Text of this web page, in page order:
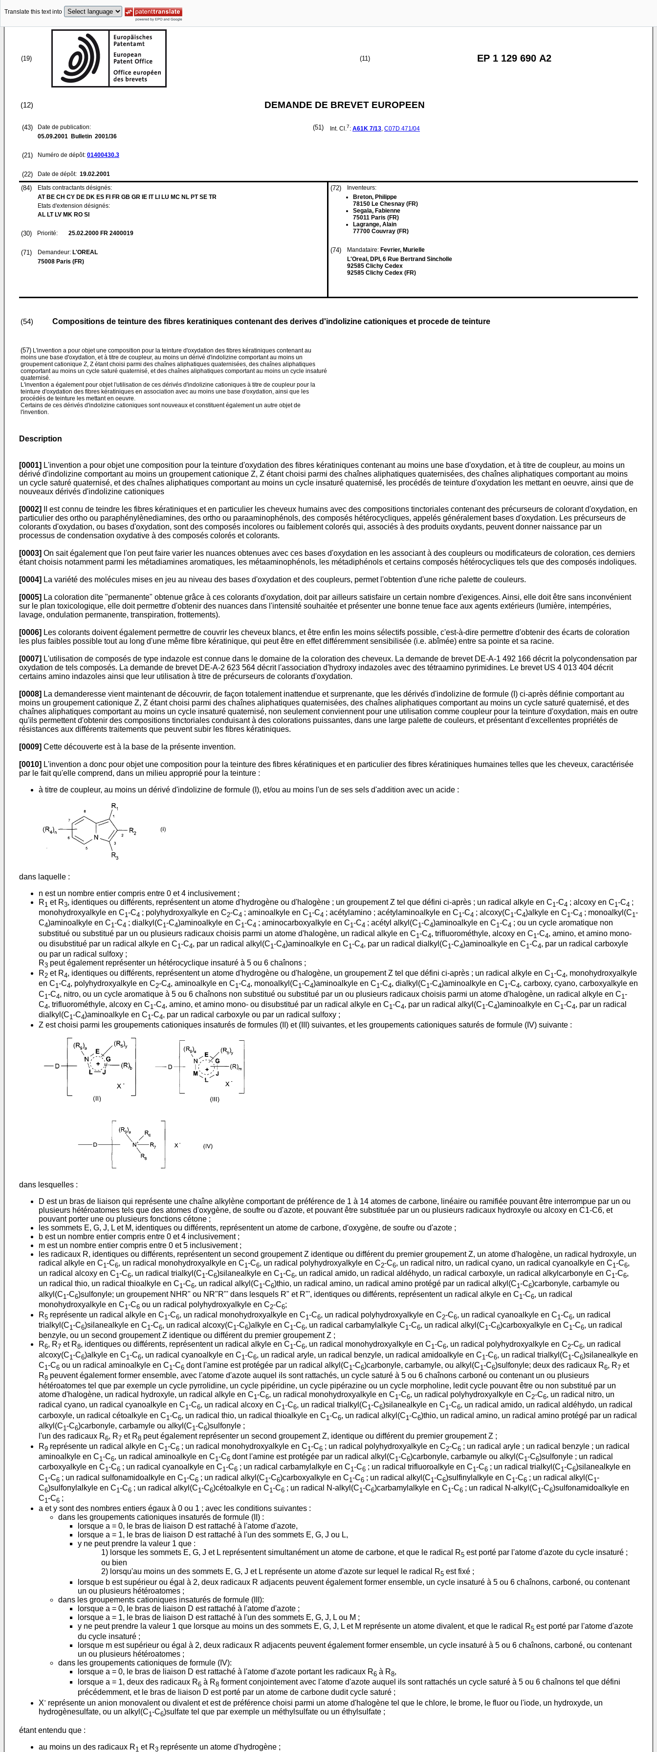
Translate this text into
(19) (11) EP 1 129 690 A2
(12) DEMANDE DE BREVET EUROPEEN
(43)
Date de publication:
05.09.2001 Bulletin 2001/36
(21) Numéro de dépôt: 01400430.3
(22) Date de dépôt: 19.02.2001
(51) Int. Cl.7: A61K 7/13, C07D 471/04
(84)
Etats contractants désignés:
AT BE CH CY DE DK ES FI FR GB GR IE IT LI LU MC NL PT SE TR
Etats d'extension désignés:
AL LT LV MK RO SI
(30) Priorité: 25.02.2000 FR 2400019
(71) Demandeur: L'OREAL
75008 Paris (FR)
(72)
Inventeurs:
Breton, Philippe
78150 Le Chesnay (FR)
Segala, Fabienne
75011 Paris (FR)
Lagrange, Alain
77700 Couvray (FR)
(74) Mandataire: Fevrier, Murielle
L'Oreal, DPI, 6 Rue Bertrand Sincholle
92585 Clichy Cedex
92585 Clichy Cedex (FR)
(54) Compositions de teinture des fibres keratiniques contenant des derives d'indolizine cationiques et procede de teinture
(57) L'invention a pour objet une composition pour la teinture d'oxydation des fibres kératiniques contenant au
moins une base d'oxydation, et à titre de coupleur, au moins un dérivé d'indolizine comportant au moins un
groupement cationique Z, Z étant choisi parmi des chaînes aliphatiques quaternisées, des chaînes aliphatiques
comportant au moins un cycle saturé quaternisé, et des chaînes aliphatiques comportant au moins un cycle insaturé
quaternisé.
L'invention a également pour objet l'utilisation de ces dérivés d'indolizine cationiques à titre de coupleur pour la
teinture d'oxydation des fibres kératiniques en association avec au moins une base d'oxydation, ainsi que les
procédés de teinture les mettant en oeuvre.
Certains de ces dérivés d'indolizine cationiques sont nouveaux et constituent également un autre objet de
l'invention.
Description
[0001] L'invention a pour objet une composition pour la teinture d'oxydation des fibres kératiniques contenant au moins une base d'oxydation, et à titre de coupleur, au moins un
dérivé d'indolizine comportant au moins un groupement cationique Z, Z étant choisi parmi des chaînes aliphatiques quaternisées, des chaînes aliphatiques comportant au moins
un cycle saturé quaternisé, et des chaînes aliphatiques comportant au moins un cycle insaturé quaternisé, les procédés de teinture d'oxydation les mettant en oeuvre, ainsi que de
nouveaux dérivés d'indolizine cationiques
[0002]
II est connu de teindre les fibres kératiniques et en particulier les cheveux humains avec des compositions tinctoriales contenant des précurseurs de colorant d'oxydation, en
particulier des ortho ou paraphénylènediamines, des ortho ou paraaminophénols, des composés hétérocycliques, appelés généralement bases d'oxydation. Les précurseurs de
colorants d'oxydation, ou bases d'oxydation, sont des composés incolores ou faiblement colorés qui, associés à des produits oxydants, peuvent donner naissance par un
processus de condensation oxydative à des composés colorés et colorants.
[0003] On sait également que l'on peut faire varier les nuances obtenues avec ces bases d'oxydation en les associant à des coupleurs ou modificateurs de coloration, ces derniers
étant choisis notamment parmi les métadiamines aromatiques, les métaaminophénols, les métadiphénols et certains composés hétérocycliques tels que des composés indoliques.
[0004] La variété des molécules mises en jeu au niveau des bases d'oxydation et des coupleurs, permet l'obtention d'une riche palette de couleurs.
[0005] La coloration dite "permanente" obtenue grâce à ces colorants d'oxydation, doit par ailleurs satisfaire un certain nombre d'exigences. Ainsi, elle doit être sans inconvénient
sur le plan toxicologique, elle doit permettre d'obtenir des nuances dans l'intensité souhaitée et présenter une bonne tenue face aux agents extérieurs (lumière, intempéries,
lavage, ondulation permanente, transpiration, frottements).
[0006] Les colorants doivent également permettre de couvrir les cheveux blancs, et être enfin les moins sélectifs possible, c'est-à-dire permettre d'obtenir des écarts de coloration
les plus faibles possible tout au long d'une même fibre kératinique, qui peut être en effet différemment sensibilisée (i.e. abîmée) entre sa pointe et sa racine.
[0007] L'utilisation de composés de type indazole est connue dans le domaine de la coloration des cheveux. La demande de brevet DE-A-1 492 166 décrit la polycondensation par
oxydation de tels composés. La demande de brevet DE-A-2 623 564 décrit l'association d'hydroxy indazoles avec des tétraamino pyrimidines. Le brevet US 4 013 404 décrit
certains amino indazoles ainsi que leur utilisation à titre de précurseurs de colorants d'oxydation.
[0008] La demanderesse vient maintenant de découvrir, de façon totalement inattendue et surprenante, que les dérivés d'indolizine de formule (I) ci-après définie comportant au
moins un groupement cationique Z, Z étant choisi parmi des chaînes aliphatiques quaternisées, des chaînes aliphatiques comportant au moins un cycle saturé quaternisé, et des
chaînes aliphatiques comportant au moins un cycle insaturé quaternisé, non seulement conviennent pour une utilisation comme coupleur pour la teinture d'oxydation, mais en outre
qu'ils permettent d'obtenir des compositions tinctoriales conduisant à des colorations puissantes, dans une large palette de couleurs, et présentant d'excellentes propriétés de
résistances aux différents traitements que peuvent subir les fibres kératiniques.
[0009] Cette découverte est à la base de la présente invention.
[0010] L'invention a donc pour objet une composition pour la teinture des fibres kératiniques et en particulier des fibres kératiniques humaines telles que les cheveux, caractérisée
par le fait qu'elle comprend, dans un milieu approprié pour la teinture :
à titre de coupleur, au moins un dérivé d'indolizine de formule (I), et/ou au moins l'un de ses sels d'addition avec un acide :
dans laquelle :
n est un nombre entier compris entre 0 et 4 inclusivement ;
R1 et R3, identiques ou différents, représentent un atome d'hydrogène ou d'halogène ; un groupement Z tel que défini ci-après ; un radical alkyle en C1-C4 ; alcoxy en C1-C4 ;
monohydroxyalkyle en C1-C4 ; polyhydroxyalkyle en C2-C4 ; aminoalkyle en C1-C4 ; acétylamino ; acétylaminoalkyle en C1-C4 ; alcoxy(C1-C4)alkyle en C1-C4 ; monoalkyl(C1-
C4)aminoalkyle en C1-C4 ; dialkyl(C1-C4)aminoalkyle en C1-C4 ; aminocarboxyalkyle en C1-C4 ; acétyl alkyl(C1-C4)aminoalkyle en C1-C4 ; ou un cycle aromatique non
substitué ou substitué par un ou plusieurs radicaux choisis parmi un atome d'halogène, un radical alkyle en C1 -C4, trifluorométhyle, alcoxy en C1 -C4, amino, et amino mono-
ou disubstitué par un radical alkyle en C1 -C4, par un radical alkyl(C1 -C4)aminoalkyle en C1 -C4, par un radical dialkyl(C1 -C4)aminoalkyle en C1 -C4, par un radical carboxyle
ou par un radical sulfoxy ;
R3 peut également représenter un hétérocyclique insaturé à 5 ou 6 chaînons ;
R2 et R4, identiques ou différents, représentent un atome d'hydrogène ou d'halogène, un groupement Z tel que défini ci-après ; un radical alkyle en C1-C4, monohydroxyalkyle
en C1-C4, polyhydroxyalkyle en C2-C4, aminoalkyle en C1-C4, monoalkyl(C1-C4)aminoalkyle en C1-C4, dialkyl(C1-C4)aminoalkyle en C1-C4, carboxy, cyano, carboxyalkyle en
C1-C4, nitro, ou un cycle aromatique à 5 ou 6 chaînons non substitué ou substitué par un ou plusieurs radicaux choisis parmi un atome d'halogène, un radical alkyle en C1-
C4, trifluorométhyle, alcoxy en C1 -C4, amino, et amino mono- ou disubstitué par un radical alkyle en C1 -C4, par un radical alkyl(C1 -C4)aminoalkyle en C1 -C4, par un radical
dialkyl(C1-C4)aminoalkyle en C1-C4, par un radical carboxyle ou par un radical sulfoxy ;
Z est choisi parmi les groupements cationiques insaturés de formules (II) et (III) suivantes, et les groupements cationiques saturés de formule (IV) suivante :
dans lesquelles :
D est un bras de liaison qui représente une chaîne alkylène comportant de préférence de 1 à 14 atomes de carbone, linéaire ou ramifiée pouvant être interrompue par un ou
plusieurs hétéroatomes tels que des atomes d'oxygène, de soufre ou d'azote, et pouvant être substituée par un ou plusieurs radicaux hydroxyle ou alcoxy en C1-C6, et
pouvant porter une ou plusieurs fonctions cétone ;
les sommets E, G, J, L et M, identiques ou différents, représentent un atome de carbone, d'oxygène, de soufre ou d'azote ;
b est un nombre entier compris entre 0 et 4 inclusivement ;
m est un nombre entier compris entre 0 et 5 inclusivement ;
les radicaux R, identiques ou différents, représentent un second groupement Z identique ou différent du premier groupement Z, un atome d'halogène, un radical hydroxyle, un
radical alkyle en C1-C6, un radical monohydroxyalkyle en C1-C6, un radical polyhydroxyalkyle en C2-C6, un radical nitro, un radical cyano, un radical cyanoalkyle en C1-C6,
un radical alcoxy en C1-C6, un radical trialkyl(C1-C6)silanealkyle en C1-C6, un radical amido, un radical aldéhydo, un radical carboxyle, un radical alkylcarbonyle en C1-C6,
un radical thio, un radical thioalkyle en C1-C6, un radical alkyl(C1-C6)thio, un radical amino, un radical amino protégé par un radical alkyl(C1-C6)carbonyle, carbamyle ou
alkyl(C1 -C6)sulfonyle; un groupement NHR" ou NR"R"' dans lesquels R" et R''', identiques ou différents, représentent un radical alkyle en C1 -C6, un radical
monohydroxyalkyle en C1-C6 ou un radical polyhydroxyalkyle en C2-C6;
R5 représente un radical alkyle en C1-C6, un radical monohydroxyalkyle en C1-C6, un radical polyhydroxyalkyle en C2-C6, un radical cyanoalkyle en C1-C6, un radical
trialkyl(C1-C6)silanealkyle en C1-C6, un radical alcoxy(C1-C6)alkyle en C1-C6, un radical carbamylalkyle C1-C6, un radical alkyl(C1-C6)carboxyalkyle en C1-C6, un radical
benzyle, ou un second groupement Z identique ou différent du premier groupement Z ;
R6, R7 et R8, identiques ou différents, représentent un radical alkyle en C1-C6, un radical monohydroxyalkyle en C1-C6, un radical polyhydroxyalkyle en C2-C6, un radical
alcoxy(C1 -C6)alkyle en C1 -C6, un radical cyanoalkyle en C1 -C6, un radical aryle, un radical benzyle, un radical amidoalkyle en C1 -C6, un radical trialkyl(C1 -C6)silanealkyle en
C1 -C6 ou un radical aminoalkyle en C1 -C6 dont l'amine est protégée par un radical alkyl(C1 -C6)carbonyle, carbamyle, ou alkyl(C1 -C6)sulfonyle; deux des radicaux R6, R7 et
R8 peuvent également former ensemble, avec l'atome d'azote auquel ils sont rattachés, un cycle saturé à 5 ou 6 chaînons carboné ou contenant un ou plusieurs
hétéroatomes tel que par exemple un cycle pyrrolidine, un cycle pipéridine, un cycle pipérazine ou un cycle morpholine, ledit cycle pouvant être ou non substitué par un
atome d'halogène, un radical hydroxyle, un radical alkyle en C1-C6, un radical monohydroxyalkyle en C1-C6, un radical polyhydroxyalkyle en C2-C6, un radical nitro, un
radical cyano, un radical cyanoalkyle en C1-C6, un radical alcoxy en C1-C6, un radical trialkyl(C1-C6)silanealkyle en C1-C6, un radical amido, un radical aldéhydo, un radical
carboxyle, un radical cétoalkyle en C1-C6, un radical thio, un radical thioalkyle en C1-C6, un radical alkyl(C1-C6)thio, un radical amino, un radical amino protégé par un radical
alkyl(C1 -C6)carbonyle, carbamyle ou alkyl(C1 -C6)sulfonyle ;
l'un des radicaux R6, R7 et R8 peut également représenter un second groupement Z, identique ou différent du premier groupement Z ;
R9 représente un radical alkyle en C1-C6 ; un radical monohydroxyalkyle en C1-C6 ; un radical polyhydroxyalkyle en C2-C6 ; un radical aryle ; un radical benzyle ; un radical
aminoalkyle en C1-C6, un radical aminoalkyle en C1-C6 dont l'amine est protégée par un radical alkyl(C1-C6)carbonyle, carbamyle ou alkyl(C1-C6)sulfonyle ; un radical
carboxyalkyle en C1-C6 ; un radical cyanoalkyle en C1-C6 ; un radical carbamylalkyle en C1-C6 ; un radical trifluoroalkyle en C1-C6 ; un radical trialkyl(C1-C6)silanealkyle en
C1 -C6 ; un radical sulfonamidoalkyle en C1 -C6 ; un radical alkyl(C1 -C6)carboxyalkyle en C1 -C6 ; un radical alkyl(C1 -C6)sulfinylalkyle en C1 -C6 ; un radical alkyl(C1 -
C6)sulfonylalkyle en C1-C6 ; un radical alkyl(C1-C6)cétoalkyle en C1-C6 ; un radical N-alkyl(C1-C6)carbamylalkyle en C1-C6 ; un radical N-alkyl(C1-C6)sulfonamidoalkyle en
C1-C6 ;
a et y sont des nombres entiers égaux à 0 ou 1 ; avec les conditions suivantes :
dans les groupements cationiques insaturés de formule (II) :
lorsque a = 0, le bras de liaison D est rattaché à l'atome d'azote,
lorsque a = 1, le bras de liaison D est rattaché à l'un des sommets E, G, J ou L,
y ne peut prendre la valeur 1 que :
1) lorsque les sommets E, G, J et L représentent simultanément un atome de carbone, et que le radical R5 est porté par l'atome d'azote du cycle insaturé ;
ou bien
2) lorsqu'au moins un des sommets E, G, J et L représente un atome d'azote sur lequel le radical R5 est fixé ;
lorsque b est supérieur ou égal à 2, deux radicaux R adjacents peuvent également former ensemble, un cycle insaturé à 5 ou 6 chaînons, carboné, ou contenant
un ou plusieurs hétéroatomes ;
dans les groupements cationiques insaturés de formule (III):
lorsque a = 0, le bras de liaison D est rattaché à l'atome d'azote ;
lorsque a = 1, le bras de liaison D est rattaché à l'un des sommets E, G, J, L ou M ;
y ne peut prendre la valeur 1 que lorsque au moins un des sommets E, G, J, L et M représente un atome divalent, et que le radical R5 est porté par l'atome d'azote
du cycle insaturé ;
lorsque m est supérieur ou égal à 2, deux radicaux R adjacents peuvent également former ensemble, un cycle insaturé à 5 ou 6 chaînons, carboné, ou contenant
un ou plusieurs hétéroatomes ;
dans les groupements cationiques de formule (IV):
lorsque a = 0, le bras de liaison D est rattaché à l'atome d'azote portant les radicaux R6 à R8,
lorsque a = 1, deux des radicaux R6 à R8 forment conjointement avec l'atome d'azote auquel ils sont rattachés un cycle saturé à 5 ou 6 chaînons tel que défini
précédemment, et le bras de liaison D est porté par un atome de carbone dudit cycle saturé ;
X- représente un anion monovalent ou divalent et est de préférence choisi parmi un atome d'halogène tel que le chlore, le brome, le fluor ou l'iode, un hydroxyde, un
hydrogènesulfate, ou un alkyl(C1-C6)sulfate tel que par exemple un méthylsulfate ou un éthylsulfate ;
étant entendu que :
au moins un des radicaux R1 et R3 représente un atome d'hydrogène ;